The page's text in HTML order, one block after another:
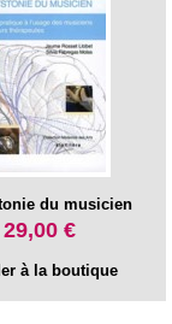
du musicien
29,00 €
à la boutique